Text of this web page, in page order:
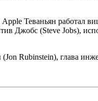
Теваньян работал
Джобс (Steve Jobs),
Rubinstein), глава